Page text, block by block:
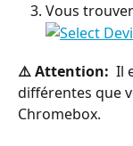
Vous
⚠️ Attention: Il
différentes que
Chromebox.